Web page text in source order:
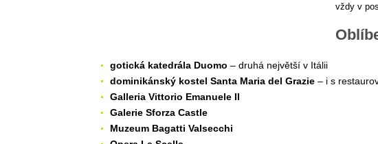
vždy v
gotická katedrála Duomo – druhá největší v Itálii
dominikánský kostel Santa Maria del Grazie – i s
Galleria Vittorio Emanuele II
Galerie Sforza Castle
Muzeum Bagatti Valsecchi